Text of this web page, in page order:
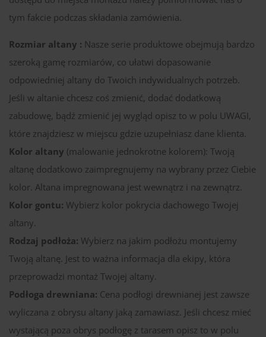
tym fakcie podczas składania zamówienia.
Rozmiar altany : Nasze serie produktowe obejmują bardzo
szeroką gamę rozmiarów, co ułatwi dopasowanie
odpowiedniej altany do Twoich indywidualnych potrzeb.
Jeśli w altanie chcesz coś zmienić, dodać dodatkową
zabudowę, bądź zmienić jej wygląd opisz to w polu UWAGI,
które znajdziesz w miejscu gdzie uzupełniasz dane klienta.
Kolor altany (malowanie jednokrotne kolorem): Twoją
altanę dodatkowo zaimpregnujemy na wybrany przez Ciebie
kolor. Altana impregnowana jest wewnątrz i na zewnątrz.
Kolor gontu: Wybierz kolor pokrycia dachowego Twojej
altany.
Rodzaj podłoża: Wybierz na jakim podłożu montujemy
Twoją altanę. Jest to ważna informacja dla ekipy, która
przeprowadzi montaż Twojej altany.
Podłoga drewniana: Cena podłogi drewnianej jest zawsze
wyliczana z obrysu altany jaką zamawiasz. Jeśli chcesz mieć
wystającą poza obrys podłogę z tarasem opisz to w polu